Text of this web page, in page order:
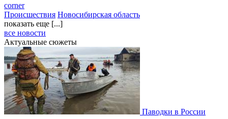
corner
Происшествия Новосибирская область
показать еще [...]
все новости
Актуальные сюжеты
Паводки в России